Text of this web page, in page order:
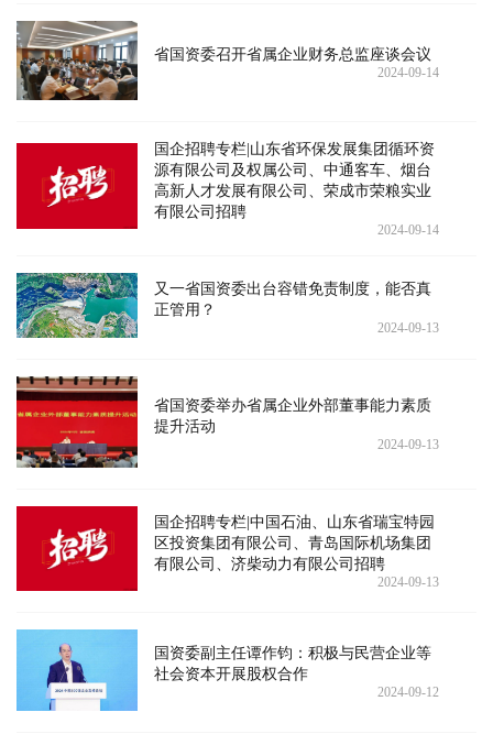
省国资委召开省属企业财务总监座谈会议
2024-09-14
国企招聘专栏|山东省环保发展集团循环资
源有限公司及权属公司、中通客车、烟台
高新人才发展有限公司、荣成市荣粮实业
有限公司招聘
2024-09-14
又一省国资委出台容错免责制度，能否真
正管用？
2024-09-13
省国资委举办省属企业外部董事能力素质
提升活动
2024-09-13
国企招聘专栏|中国石油、山东省瑞宝特园
区投资集团有限公司、青岛国际机场集团
有限公司、济柴动力有限公司招聘
2024-09-13
国资委副主任谭作钧：积极与民营企业等
社会资本开展股权合作
2024-09-12